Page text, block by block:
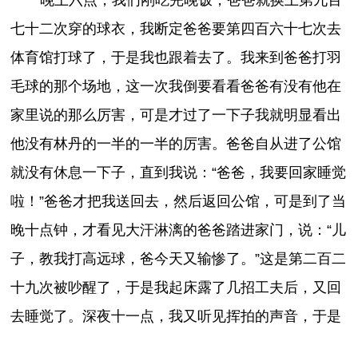
七十二次穿的球衣，我断定爸爸要第四百六十七次去
体育馆打球了，于是我也跟着去了。我来到爸爸打羽
毛球的那个场地，这一次我倒要看看爸爸有没有他在
家里说的那么厉害，可是才过了一下子我就明显看出
他没有林丹的一半的一半的厉害。爸爸自从进了公馆
就没有休息一下子，直到我说：“爸爸，我要回家睡觉
啦！”爸爸才把我送回去，然后返回公馆，可是到了当
晚十点钟，才看见大汗淋漓的爸爸踏进家门，说：“儿
子，教我打高远球，爸今天又输惨了。”这是第二百二
十九次被吵醒了，于是我起床露了几招工夫后，又回
去睡觉了。深夜十一点，我又听见挥拍的声音，于是